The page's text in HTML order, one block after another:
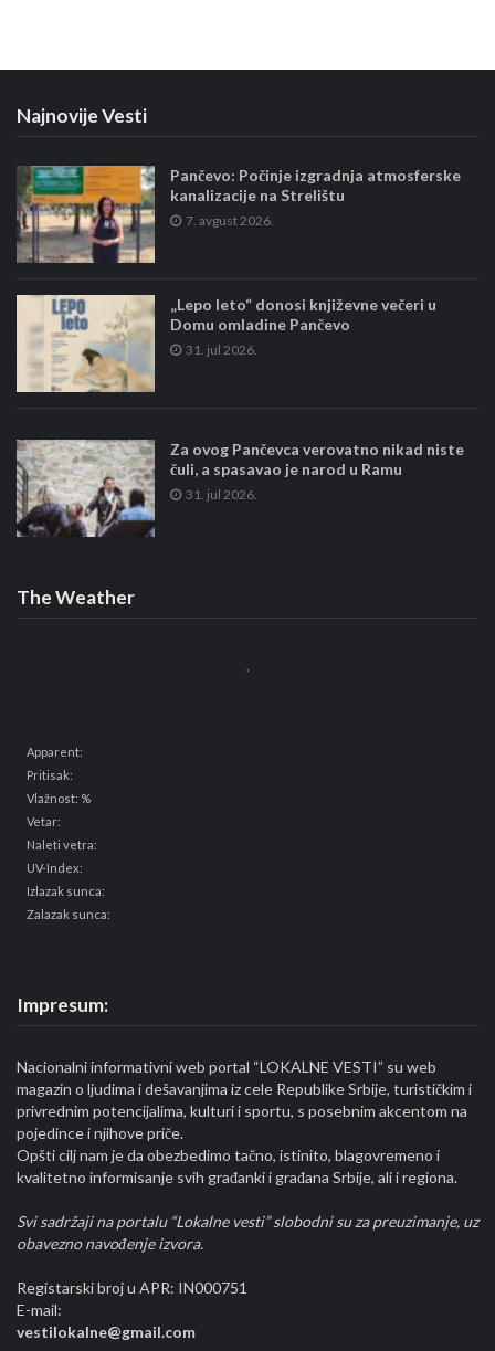
Najnovije Vesti
Pančevo: Počinje izgradnja atmosferske
kanalizacije na Strelištu
7. avgust 2026.
„Lepo leto“ donosi književne večeri u
Domu omladine Pančevo
31. jul 2026.
Za ovog Pančevca verovatno nikad niste
čuli, a spasavao je narod u Ramu
31. jul 2026.
The Weather
Apparent:
Pritisak:
Vlažnost: %
Vetar:
Naleti vetra:
UV-Index:
Izlazak sunca:
Zalazak sunca:
Impresum:
Nacionalni informativni web portal “LOKALNE VESTI” su web
magazin o ljudima i dešavanjima iz cele Republike Srbije, turističkim i
privrednim potencijalima, kulturi i sportu, s posebnim akcentom na
pojedince i njihove priče.
Opšti cilj nam je da obezbedimo tačno, istinito, blagovremeno i
kvalitetno informisanje svih građanki i građana Srbije, ali i regiona.
Svi sadržaji na portalu “Lokalne vesti” slobodni su za preuzimanje, uz
obavezno navođenje izvora.
Registarski broj u APR: IN000751
E-mail:
vestilokalne@gmail.com